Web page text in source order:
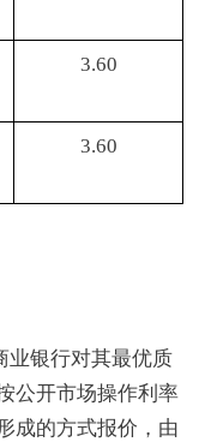
3.60
3.60
业银行对其最优质
公开市场操作利率
成的方式报价，由